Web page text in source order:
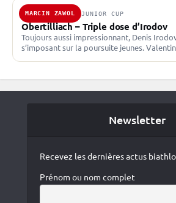
MARCIN ZAWOL
3 MARS 2021 · JUNIOR CUP
Obertilliach – Triple dose d’Irodov
Toujours aussi impressionnant, Denis
s’imposant sur la poursuite jeunes.
Newsletter
Recevez les dernières actus
Prénom ou nom complet